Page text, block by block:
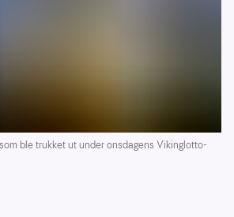
ble trukket ut under onsdagens Vikinglotto-